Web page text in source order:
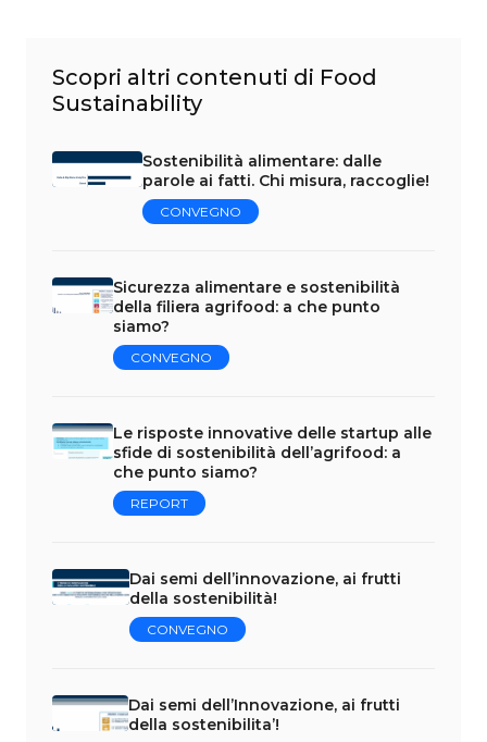
Scopri altri contenuti di Food
Sustainability
Sostenibilità alimentare: dalle
parole ai fatti. Chi misura, raccoglie!
CONVEGNO
Sicurezza alimentare e sostenibilità
della filiera agrifood: a che punto
siamo?
CONVEGNO
Le risposte innovative delle startup alle
sfide di sostenibilità dell’agrifood: a
che punto siamo?
REPORT
Dai semi dell’innovazione, ai frutti
della sostenibilità!
CONVEGNO
Dai semi dell’Innovazione, ai frutti
della sostenibilita’!